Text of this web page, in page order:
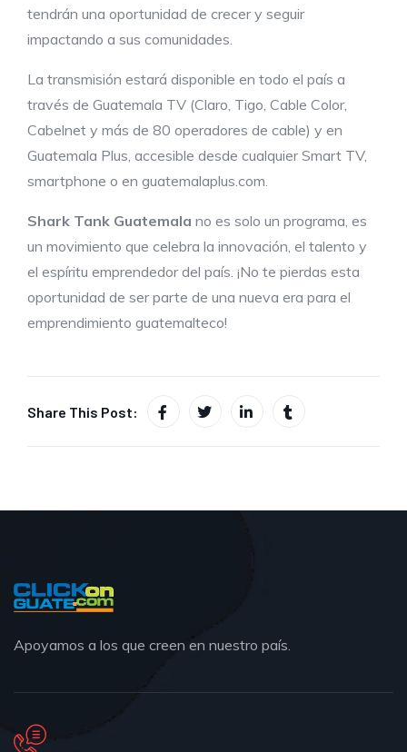
tendrán una oportunidad de crecer y seguir
impactando a sus comunidades.
La transmisión estará disponible en todo el país a
través de Guatemala TV (Claro, Tigo, Cable Color,
Cabelnet y más de 80 operadores de cable) y en
Guatemala Plus, accesible desde cualquier Smart TV,
smartphone o en guatemalaplus.com.
Shark Tank Guatemala no es solo un programa, es
un movimiento que celebra la innovación, el talento y
el espíritu emprendedor del país. ¡No te pierdas esta
oportunidad de ser parte de una nueva era para el
emprendimiento guatemalteco!
Share This Post:
Apoyamos a los que creen en nuestro país.